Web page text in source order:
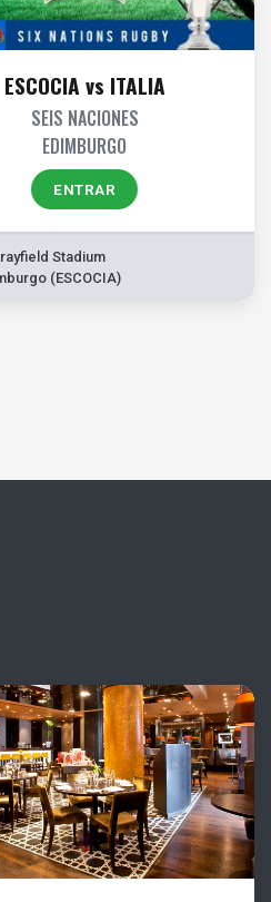
ESCOCIA vs ITALIA
SEIS NACIONES
EDIMBURGO
ENTRAR
Stadium
(ESCOCIA)